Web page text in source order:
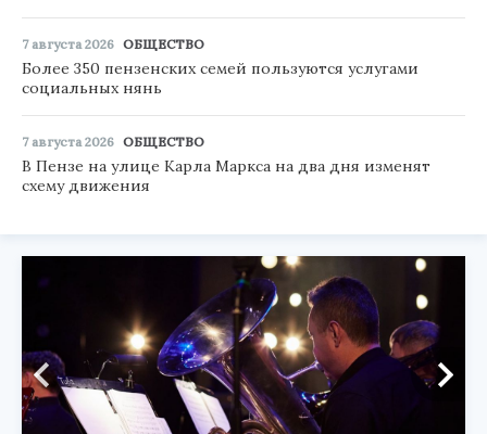
7 августа 2026 ОБЩЕСТВО
Более 350 пензенских семей пользуются услугами
социальных нянь
7 августа 2026 ОБЩЕСТВО
В Пензе на улице Карла Маркса на два дня изменят
схему движения